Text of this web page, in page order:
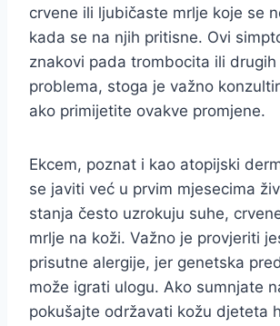
crvene ili ljubičaste mrlje koje se
kada se na njih pritisne. Ovi
znakovi pada trombocita ili
problema, stoga je važno
ako primijetite ovakve promjene.
Ekcem, poznat i kao atopijski
se javiti već u prvim mjesecima
stanja često uzrokuju suhe,
mrlje na koži. Važno je provjeriti
prisutne alergije, jer genetska
može igrati ulogu. Ako sumnjate
pokušajte održavati kožu djeteta